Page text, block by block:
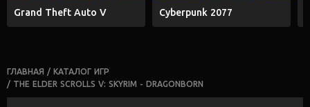
Grand Theft Auto V Cyberpunk 2077
ГЛАВНАЯ / КАТАЛОГ ИГР
/ THE ELDER SCROLLS V: SKYRIM - DRAGONBORN